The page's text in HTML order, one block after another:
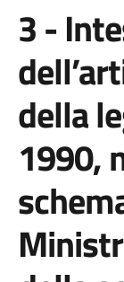
3 -
della
1990,